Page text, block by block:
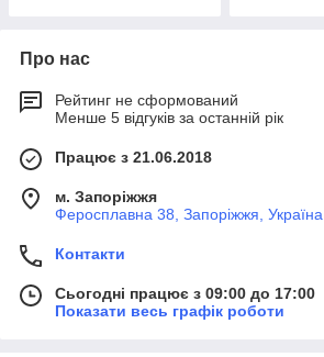
Про нас
Рейтинг не сформований
Менше 5 відгуків за останній рік
Працює з 21.06.2018
м. Запоріжжя
Феросплавна 38, Запоріжжя, Україна
Контакти
Сьогодні працює з 09:00 до 17:00
Показати весь графік роботи